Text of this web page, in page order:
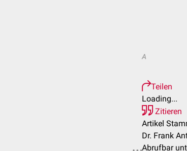
A
Teilen
Loading...
Zitieren
Artikel
Dr. Frank
Abrufbar